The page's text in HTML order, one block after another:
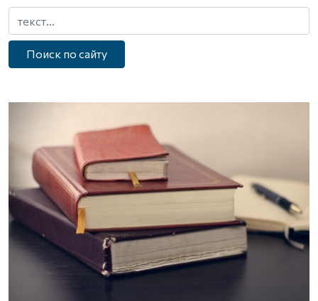
Поиск по сайту